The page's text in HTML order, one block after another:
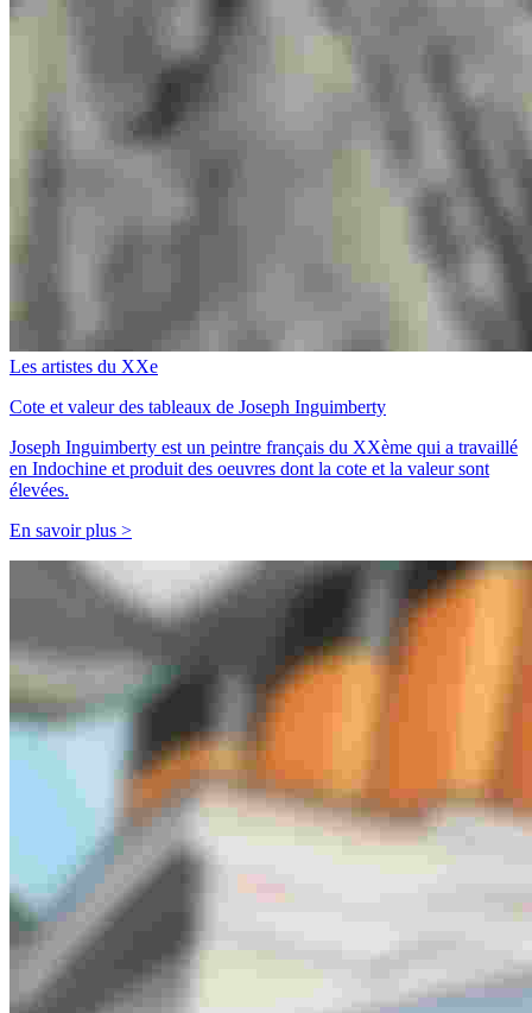
Les artistes du XXe
Cote et valeur des tableaux de Joseph Inguimberty
Joseph Inguimberty est un peintre français du XXème qui a travaillé
en Indochine et produit des oeuvres dont la cote et la valeur sont
élevées.
En savoir plus >